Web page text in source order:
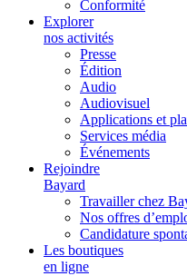
Conformité
Explorer
nos activités
Presse
Édition
Audio
Audiovisuel
Applications et
Services média
Événements
Rejoindre
Bayard
Travailler chez
Nos offres
Candidature
Les boutiques
en ligne